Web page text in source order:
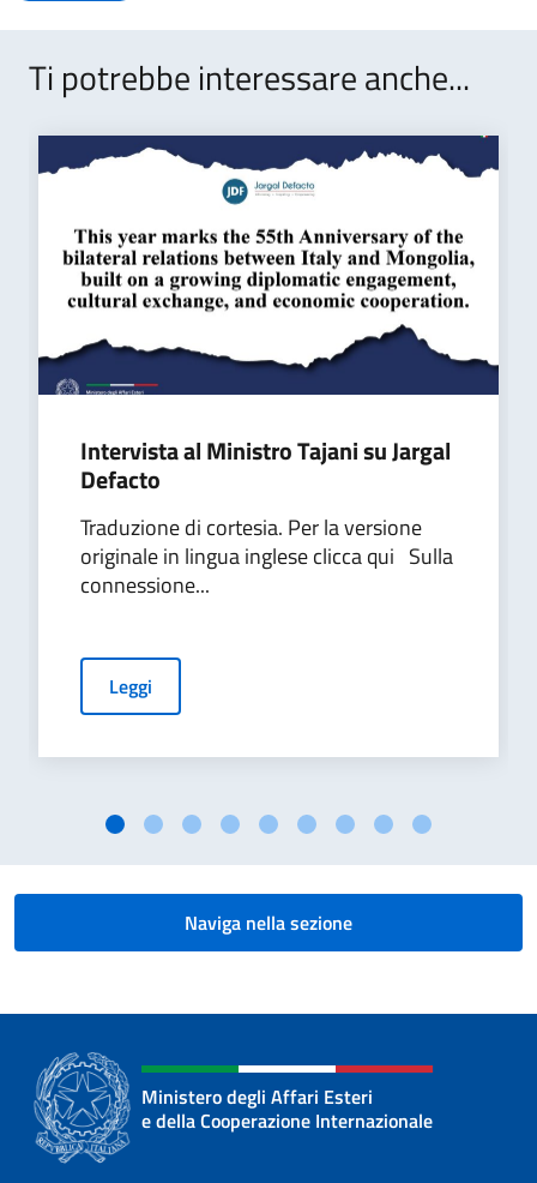
Ti potrebbe interessare anche...
Intervista al Ministro Tajani su Jargal
Defacto
Traduzione di cortesia. Per la versione
originale in lingua inglese clicca qui Sulla
connessione...
Leggi
Naviga nella sezione
Ministero degli Affari Esteri
e della Cooperazione Internazionale